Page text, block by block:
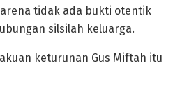
tidak ada bukti otentik
silsilah keluarga.
keturunan Gus Miftah itu